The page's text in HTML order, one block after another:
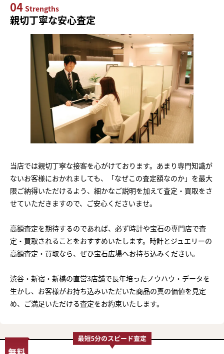
04 Strengths
親切丁寧な安心査定
当店では親切丁寧な接客を心がけております。あまり専門知識が
ないお客様におかれましても、「なぜこの査定額なのか」を最大
限ご納得いただけるよう、細かなご説明を加えて査定・買取をさ
せていただきますので、ご安心くださいませ。
高額査定を期待するのであれば、必ず時計や宝石の専門店で査
定・買取されることをおすすめいたします。時計とジュエリーの
高額査定・買取なら、ぜひ宝石広場へお持ち込みください。
渋谷・新宿・新橋の直営3店舗で長年培ったノウハウ・データを
生かし、お客様がお持ち込みいただいた商品の真の価値を見定
め、ご満足いただける査定をお約束いたします。
かんたん30秒でお試し査定